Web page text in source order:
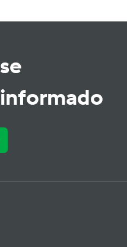
se
informado